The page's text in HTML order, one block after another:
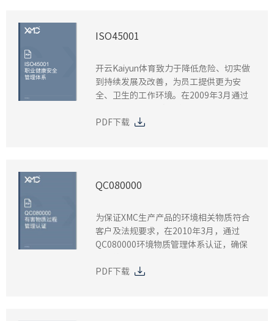
ISO45001
开云Kaiyun体育致力于降低危险、切实做
到持续发展及改善，为员工提供更为安
全、卫生的工作环境。在2009年3月通过
PDF下载
QC080000
为保证XMC生产产品的环境相关物质符合
客户及法规要求，在2010年3月，通过
QC080000环境物质管理体系认证，确保
PDF下载